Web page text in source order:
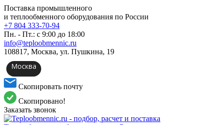
Поставка промышленного
и теплообменного оборудования по России
+7 804 333-70-94
Пн. - Пт.: с 9:00 до 18:00
info@teploobmennic.ru
108817, Москва, ул. Пушкина, 19
Москва
Скопировать почту
Скопировано!
Заказать звонок